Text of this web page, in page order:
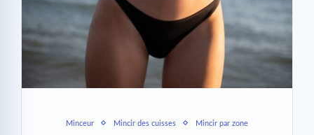
Minceur Mincir des cuisses Mincir par zone